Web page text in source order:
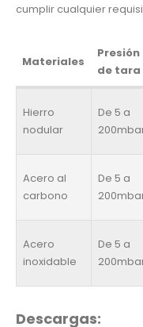
cumplir cualquier
Materiales
Presión
de tara
Hierro
nodular
De 5 a
Acero al
carbono
De 5 a
Acero
inoxidable
De 5 a
Descargas: